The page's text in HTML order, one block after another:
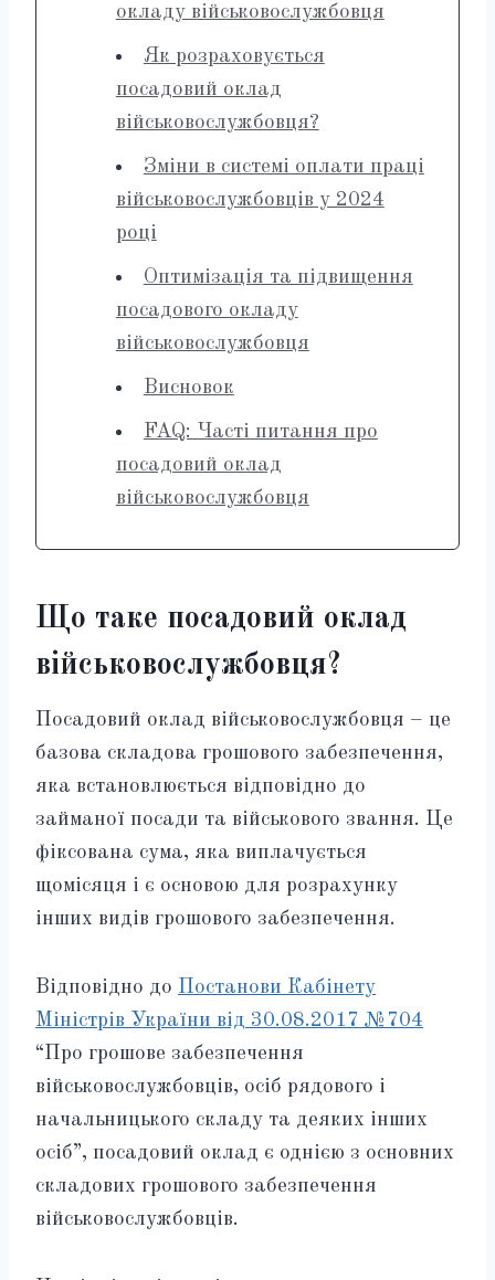
окладу військовослужбовця
Як розраховується
посадовий оклад
військовослужбовця?
Зміни в системі оплати праці
військовослужбовців у 2024
році
Оптимізація та підвищення
посадового окладу
військовослужбовця
Висновок
FAQ: Часті питання про
посадовий оклад
військовослужбовця
Що таке посадовий оклад
військовослужбовця?
Посадовий оклад військовослужбовця – це
базова складова грошового забезпечення,
яка встановлюється відповідно до
займаної посади та військового звання. Це
фіксована сума, яка виплачується
щомісяця і є основою для розрахунку
інших видів грошового забезпечення.
Відповідно до Постанови Кабінету
Міністрів України від 30.08.2017 №704
“Про грошове забезпечення
військовослужбовців, осіб рядового і
начальницького складу та деяких інших
осіб”, посадовий оклад є однією з основних
складових грошового забезпечення
військовослужбовців.